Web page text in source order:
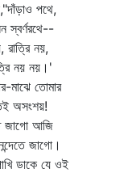
পথে,
স্বর্ণরথে--
রাত্রি নয়,
নয় নয়।'
মাঝে তোমার
জাগো আজি
জাগো।
ডাকে যে ওই